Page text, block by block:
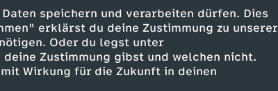
speichern und verarbeiten dürfen. Dies
erklärst du deine Zustimmung zu unserer
Oder du legst unter
Zustimmung gibst und welchen nicht.
Wirkung für die Zukunft in deinen
Untertitel
Uhr